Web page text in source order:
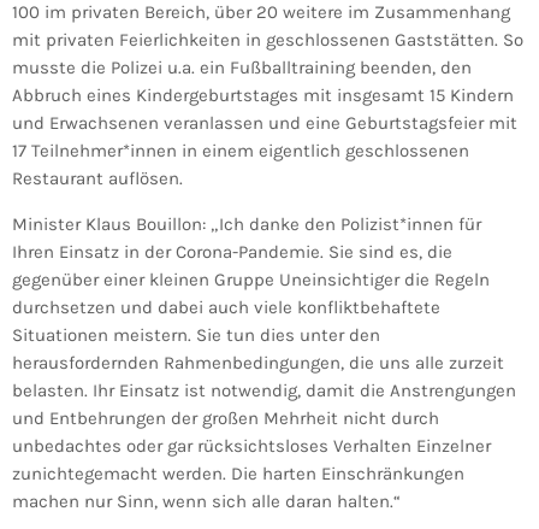
100 im privaten Bereich, über 20 weitere im Zusammenhang
mit privaten Feierlichkeiten in geschlossenen Gaststätten. So
musste die Polizei u.a. ein Fußballtraining beenden, den
Abbruch eines Kindergeburtstages mit insgesamt 15 Kindern
und Erwachsenen veranlassen und eine Geburtstagsfeier mit
17 Teilnehmer*innen in einem eigentlich geschlossenen
Restaurant auflösen.
Minister Klaus Bouillon: „Ich danke den Polizist*innen für
Ihren Einsatz in der Corona-Pandemie. Sie sind es, die
gegenüber einer kleinen Gruppe Uneinsichtiger die Regeln
durchsetzen und dabei auch viele konfliktbehaftete
Situationen meistern. Sie tun dies unter den
herausfordernden Rahmenbedingungen, die uns alle zurzeit
belasten. Ihr Einsatz ist notwendig, damit die Anstrengungen
und Entbehrungen der großen Mehrheit nicht durch
unbedachtes oder gar rücksichtsloses Verhalten Einzelner
zunichtegemacht werden. Die harten Einschränkungen
machen nur Sinn, wenn sich alle daran halten.“